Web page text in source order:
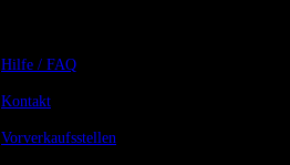
Hilfe / FAQ
Kontakt
Vorverkaufsstellen